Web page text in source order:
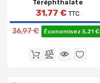
Téréphthalate
31,77 € TTC
Prix de base
36,97 € Économisez 5,21 €